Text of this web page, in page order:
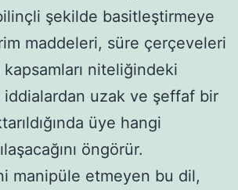
şekilde basitleştirmeye
maddeleri, süre çerçeveleri
kapsamları niteliğindeki
iddialardan uzak ve şeffaf bir
üye hangi
öngörür.
manipüle etmeyen bu dil,